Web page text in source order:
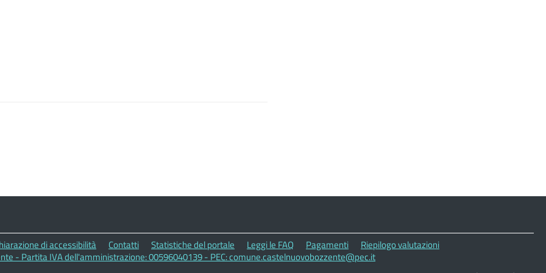
di accessibilità Contatti Statistiche del portale Leggi le FAQ Pagamenti
Riepilogo valutazioni
- Partita IVA dell'amministrazione: 00596040139 - PEC: comune.castelnuovobozzente@pec.it